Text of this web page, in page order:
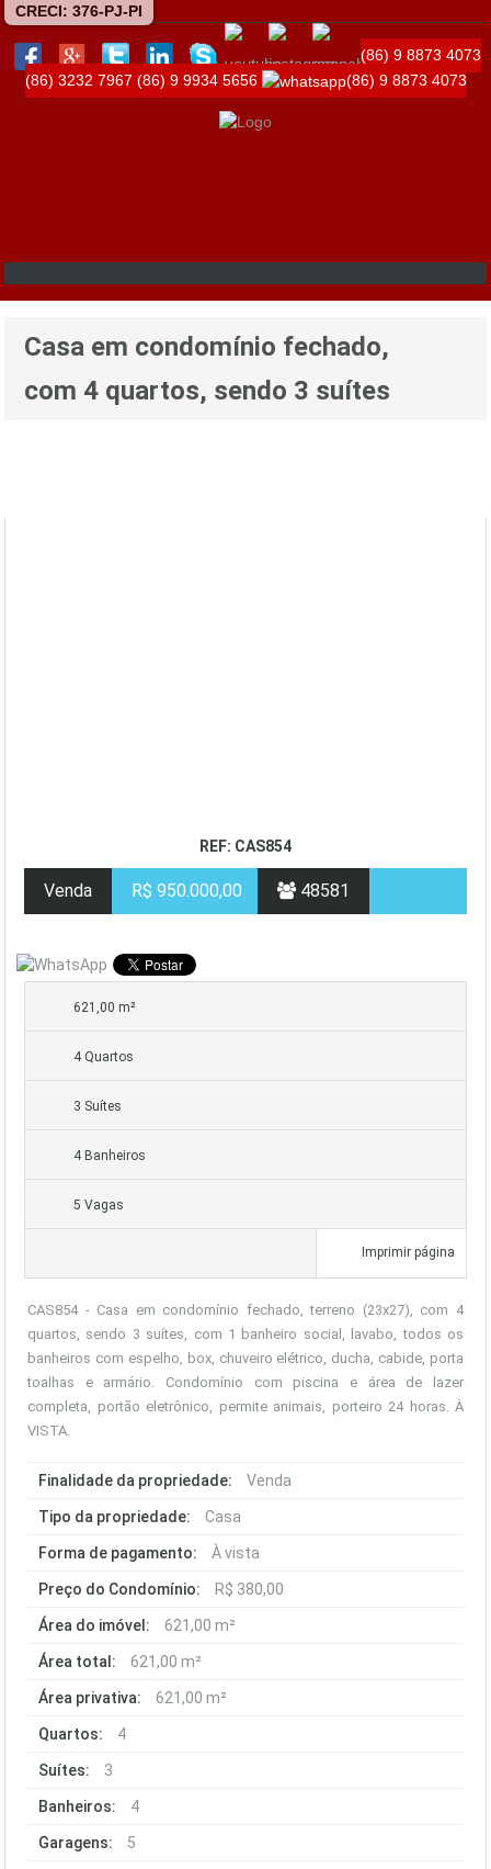
CRECI: 376-PJ-PI
(86) 9 8873 4073
(86) 3232 7967 (86) 9 9934 5656 (86) 9 8873 4073
Casa em condomínio fechado,
com 4 quartos, sendo 3 suítes
REF: CAS854
Venda R$ 950.000,00 48581
621,00 m²
4 Quartos
3 Suítes
4 Banheiros
5 Vagas
Imprimir página
CAS854 - Casa em condomínio fechado, terreno (23x27), com 4
quartos, sendo 3 suítes, com 1 banheiro social, lavabo, todos os
banheiros com espelho, box, chuveiro elétrico, ducha, cabide, porta
toalhas e armário. Condomínio com piscina e área de lazer
completa, portão eletrônico, permite animais, porteiro 24 horas. À
VISTA.
Finalidade da propriedade: Venda
Tipo da propriedade: Casa
Forma de pagamento: À vista
Preço do Condomínio: R$ 380,00
Área do imóvel: 621,00 m²
Área total: 621,00 m²
Área privativa: 621,00 m²
Quartos: 4
Suítes: 3
Banheiros: 4
Garagens: 5